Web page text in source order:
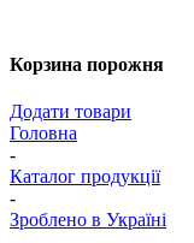
Корзина порожня
Додати товари
Головна
-
Каталог продукції
-
Зроблено в Україні